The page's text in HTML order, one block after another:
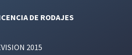
DE RODAJES
2015